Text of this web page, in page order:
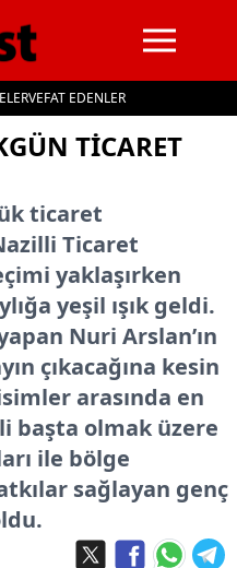
VEFAT EDENLER
TICARET
ticaret
Ticaret
yaklaşırken
yeşil ışık geldi.
Nuri Arslan’ın
çıkacağına kesin
arasında en
başta olmak üzere
ile bölge
sağlayan genç